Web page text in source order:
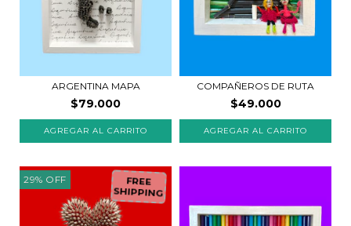
ARGENTINA MAPA
$79.000
COMPAÑEROS DE RUTA
$49.000
29% OFF FREE
SHIPPING